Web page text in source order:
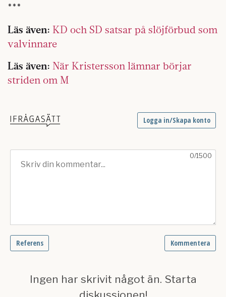
***
Läs även: KD och SD satsar på slöjförbud som
valvinnare
Läs även: När Kristersson lämnar börjar
striden om M